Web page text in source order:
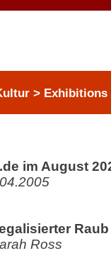
> Exhibitions
im August
Raub
Ross